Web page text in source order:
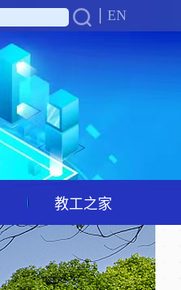
EN
教工之家